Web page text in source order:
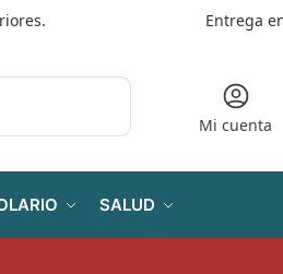
Entrega
Mi cuenta
SALUD